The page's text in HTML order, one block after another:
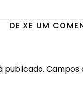
DEIXE UM
publicado. Campos